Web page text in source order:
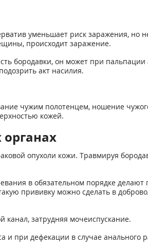
уменьшает риск заражения, но
происходит заражение.
бородавки, он может при
акт насилия.
чужим полотенцем, ношение
кожей.
опухоли кожи. Травмируя
в обязательном порядке
прививку можно сделать в
канал, затрудняя мочеиспускание.
и при дефекации в случае